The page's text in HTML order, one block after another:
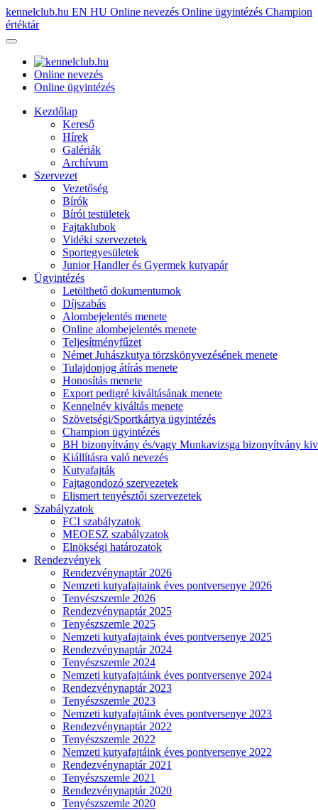
kennelclub.hu EN HU Online nevezés Online ügyintézés Champion
értéktár
Online nevezés
Online ügyintézés
Kezdőlap
Kereső
Hírek
Galériák
Archívum
Szervezet
Vezetőség
Bírók
Bírói testületek
Fajtaklubok
Vidéki szervezetek
Sportegyesületek
Junior Handler és Gyermek kutyapár
Ügyintézés
Letölthető dokumentumok
Díjszabás
Alombejelentés menete
Online alombejelentés menete
Teljesítményfűzet
Német Juhászkutya törzskönyvezésének menete
Tulajdonjog átírás menete
Honosítás menete
Export pedigré kiváltásának menete
Kennelnév kiváltás menete
Szövetségi/Sportkártya ügyintézés
Champion ügyintézés
BH bizonyítvány és/vagy Munkavizsga bizonyítvány
Kiállításra való nevezés
Kutyafajták
Fajtagondozó szervezetek
Elismert tenyésztői szervezetek
Szabályzatok
FCI szabályzatok
MEOESZ szabályzatok
Elnökségi határozatok
Rendezvények
Rendezvénynaptár 2026
Nemzeti kutyafajtaink éves pontversenye 2026
Tenyészszemle 2026
Rendezvénynaptár 2025
Tenyészszemle 2025
Nemzeti kutyafajtaink éves pontversenye 2025
Rendezvénynaptár 2024
Tenyészszemle 2024
Nemzeti kutyafajtáink éves pontversenye 2024
Rendezvénynaptár 2023
Tenyészszemle 2023
Nemzeti kutyafajtáink éves pontversenye 2023
Rendezvénynaptár 2022
Tenyészszemle 2022
Nemzeti kutyafajtáink éves pontversenye 2022
Rendezvénynaptár 2021
Tenyészszemle 2021
Rendezvénynaptár 2020
Tenyészszemle 2020